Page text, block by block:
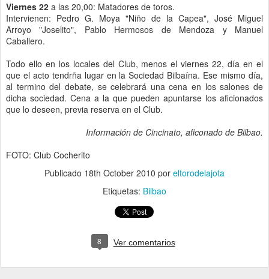
Viernes 22 a las 20,00: Matadores de toros.
Intervienen: Pedro G. Moya "Niño de la Capea", José Miguel
Arroyo "Joselito", Pablo Hermosos de Mendoza y Manuel
Caballero.
Todo ello en los locales del Club, menos el viernes 22, día en el
que el acto tendrña lugar en la Sociedad Bilbaína. Ese mismo día,
al termino del debate, se celebrará una cena en los salones de
dicha sociedad. Cena a la que pueden apuntarse los aficionados
que lo deseen, previa reserva en el Club.
Información de Cincinato, aficonado de Bilbao.
FOTO: Club Cocherito
Publicado 18th October 2010 por eltorodelajota
Etiquetas: Bilbao
8 Ver comentarios